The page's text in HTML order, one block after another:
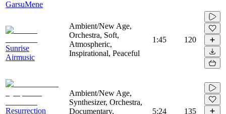
GarsuMene
Sunrise
Airmusic
Ambient/New Age,
Orchestra, Soft,
Atmospheric,
Inspirational, Peaceful
1:45 120
Resurrection
Ambient/New Age,
Synthesizer, Orchestra,
Documentary,
5:24 135